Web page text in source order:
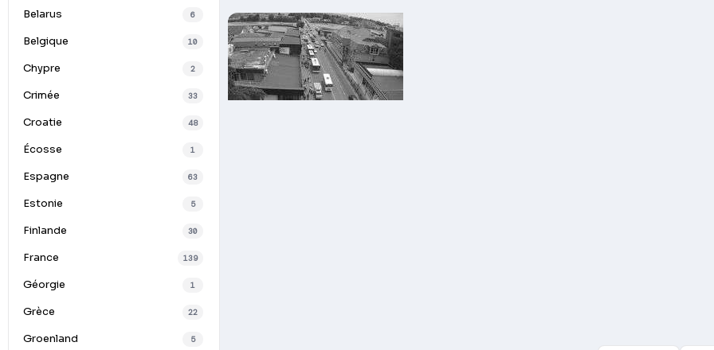
Belarus 6
Belgique 10
Chypre 2
Crimée 33
Croatie 48
Écosse 1
Espagne 63
Estonie 5
Finlande 30
France 139
Géorgie 1
Grèce 22
Groenland 5